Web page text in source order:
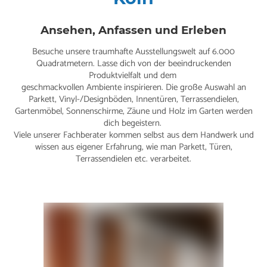
Ansehen, Anfassen und Erleben
Besuche unsere traumhafte Ausstellungswelt auf 6.000
Quadratmetern. Lasse dich von der beeindruckenden
Produktvielfalt und dem
geschmackvollen Ambiente inspirieren. Die große Auswahl an
Parkett, Vinyl-/Designböden, Innentüren, Terrassendielen,
Gartenmöbel, Sonnenschirme, Zäune und Holz im Garten werden
dich begeistern.
Viele unserer Fachberater kommen selbst aus dem Handwerk und
wissen aus eigener Erfahrung, wie man Parkett, Türen,
Terrassendielen etc. verarbeitet.